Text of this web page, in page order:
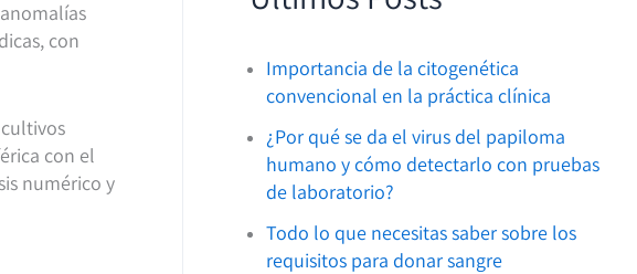
con
con el
numérico y
Importancia de la citogenética
convencional en la práctica clínica
¿Por qué se da el virus del papiloma
humano y cómo detectarlo con pruebas
de laboratorio?
Todo lo que necesitas saber sobre los
requisitos para donar sangre